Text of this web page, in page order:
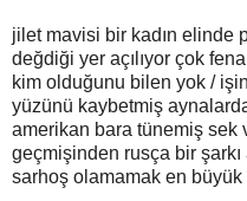
jilet mavisi bir kadın elinde
değdiği yer açılıyor çok
kim olduğunu bilen yok /
yüzünü kaybetmiş
amerikan bara tünemiş sek
geçmişinden rusça bir şarkı
sarhoş olamamak en büyük